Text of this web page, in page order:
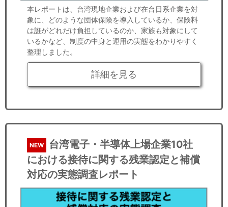
本レポートは、台湾現地企業および在台日系企業を対
象に、どのような団体保険を導入しているか、保険料
は誰がどれだけ負担しているのか、家族も対象にして
いるかなど、制度の中身と運用の実態をわかりやすく
整理しました。
詳細を見る
NEW
台湾電子・半導体上場企業10社
における接待に関する残業認定と補償
対応の実態調査レポート